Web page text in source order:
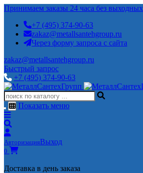
Принимаем заказы 24 часа без выходных
+7 (495) 374-90-63
zakaz@metallsantehgroup.ru
Через форму запроса с сайта
zakaz@metallsantehgroup.ru
Быстрый запрос
+7 (495) 374-90-63
Показать меню
АвторизацияВыход
0
Доставка в день заказа